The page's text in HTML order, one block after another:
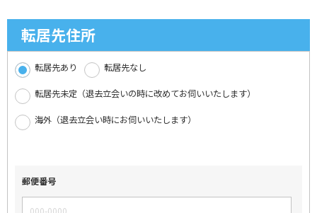
転居先住所
転居先あり 転居先なし
転居先未定（退去立会いの時に改めてお伺いいたします）
海外（退去立会い時にお伺いいたします）
郵便番号